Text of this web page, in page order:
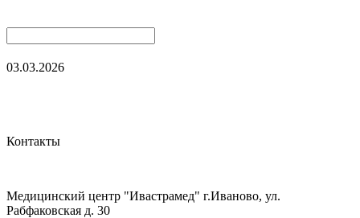
03.03.2026
Контакты
Медицинский центр "Ивастрамед" г.Иваново, ул.
Рабфаковская д. 30